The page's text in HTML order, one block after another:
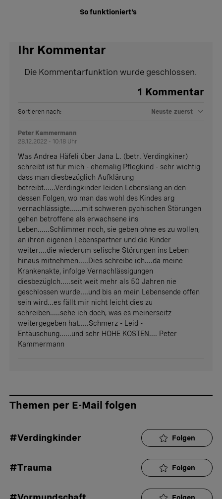
So funktioniert's
Ihr Kommentar
Die Kommentarfunktion wurde geschlossen.
1 Kommentar
Sortieren nach: Neuste zuerst
Peter Kammermann
28.12.2022 - 10:18 Uhr
Was Andrea Häfeli über Jana L. (betr. Verdingkiner)
schreibt ist für mich - ehemalig Pflegkind - sehr wichtig
dass man diesbezüglich Aufklärung
betreibt......Verdingkinder leiden Lebenslang an den
dessen Folgen, wo man das wohl des Kindes arg
vernachlässigte......mit schweren pychischen Störungen
gehen betroffene als erwachsene ins
Leben......Schlimmer noch, sie geben ohne es zu wollen,
an ihren eigenen Lebenspartner und die Kinder
weiter....die wiederum selische Störungen ins Leben
hinaus mitnehmen.....Dies schreibe ich....da meine
Krankenakte, infolge Vernachlässigungen
diesbezüglch.....seit weit mehr als 50 Jahren nie
geschlossen wurde....und bis an mein Lebensende offen
sein wird...es fällt mir nicht leicht dies zu
schreiben.....sehe ich doch, was es meinerseitz
weitergegeben hat.....Schmerz - Leid -
Entäuschung......und sehr HOHE KOSTEN.... Peter
Kammermann
Themen per E-Mail folgen
#Verdingkinder Folgen
#Trauma Folgen